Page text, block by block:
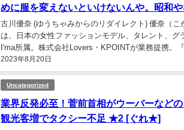
めに服を変えないといけないんや。昭和
2023年8月20日
古川優奈 (ゆうちゃみからのリダイレクト) 優奈（こ
は、日本の女性ファッションモデル、タレント、
I'ma所属。株式会社Lovers・KPOINTが業務提携。
活動における名義...
Uncategorized
業界反発必至！菅前首相がウーバーなど
観光客増でタクシー不足 ★2 [ぐれ★]